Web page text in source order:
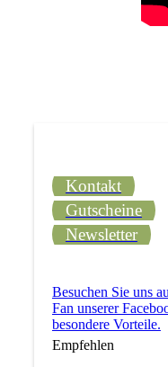
Kontakt
Gutscheine
Newsletter
Besuchen Sie uns
Fan unserer
besondere Vorteile.
Empfehlen